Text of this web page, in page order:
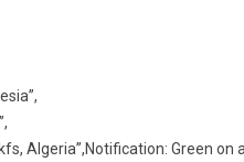
Algeria”,Notification: Green on